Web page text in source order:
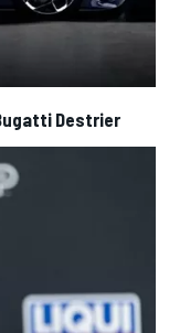
Destrier